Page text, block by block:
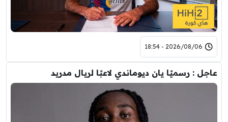
2026/08/06 - 18:54
عاجل : رسميًا يان ديوماندي لاعبًا لريال مدريد